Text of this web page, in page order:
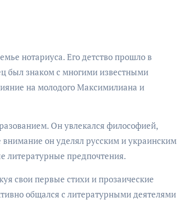
нотариуса. Его детство прошло в
был знаком с многими известными
на молодого Максимилиана и
Он увлекался философией,
внимание он уделял русским и украинским
литературные предпочтения.
свои первые стихи и прозаические
общался с литературными деятелями